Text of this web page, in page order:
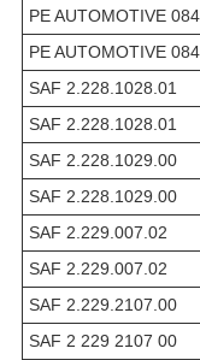
PE AUTOMOTIVE
PE AUTOMOTIVE
SAF 2.228.1028.01
SAF 2.228.1028.01
SAF 2.228.1029.00
SAF 2.228.1029.00
SAF 2.229.007.02
SAF 2.229.007.02
SAF 2.229.2107.00
SAF 2 229 2107 00